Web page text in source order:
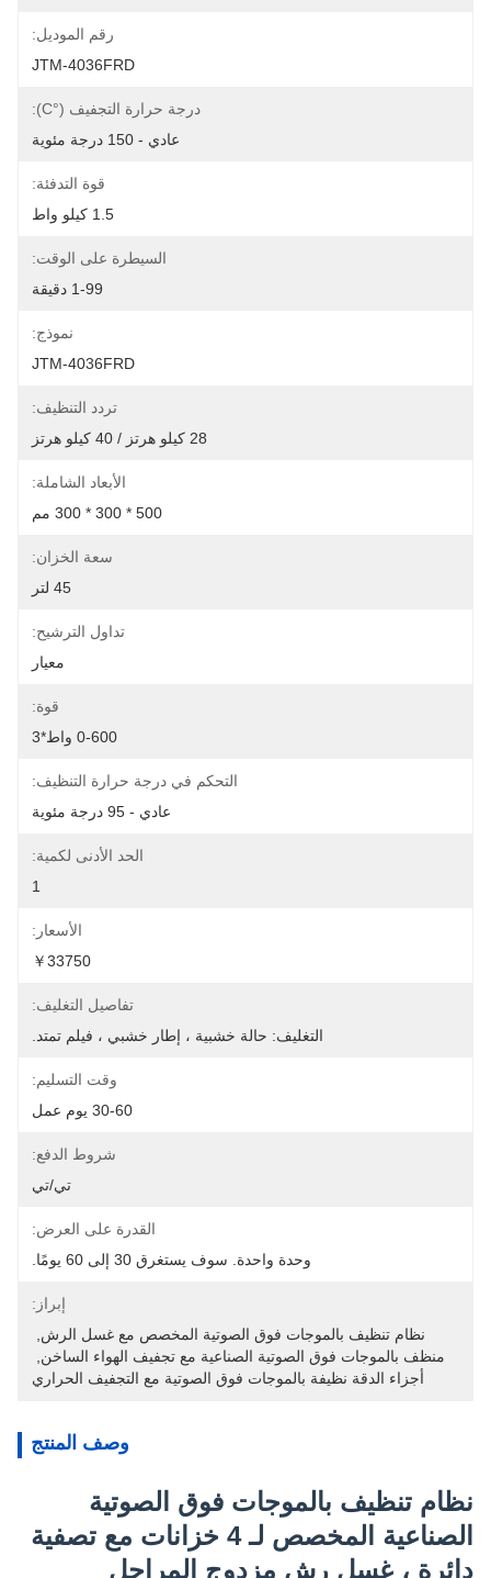
رقم الموديل:
JTM-4036FRD
درجة حرارة التجفيف (°C):
عادي - 150 درجة مئوية
قوة التدفئة:
1.5 كيلو واط
السيطرة على الوقت:
1-99 دقيقة
نموذج:
JTM-4036FRD
تردد التنظيف:
28 كيلو هرتز / 40 كيلو هرتز
الأبعاد الشاملة:
500 * 300 * 300 مم
سعة الخزان:
45 لتر
تداول الترشيح:
معيار
قوة:
0-600 واط*3
التحكم في درجة حرارة التنظيف:
عادي - 95 درجة مئوية
الحد الأدنى لكمية:
1
الأسعار:
￥33750
تفاصيل التغليف:
التغليف: حالة خشبية ، إطار خشبي ، فيلم تمتد.
وقت التسليم:
30-60 يوم عمل
شروط الدفع:
تي/تي
القدرة على العرض:
وحدة واحدة. سوف يستغرق 30 إلى 60 يومًا.
إبراز:
نظام تنظيف بالموجات فوق الصوتية المخصص مع غسل الرش
منظف بالموجات فوق الصوتية الصناعية مع تجفيف الهواء الساخن
أجزاء الدقة نظيفة بالموجات فوق الصوتية مع التجفيف الحراري
وصف المنتج
نظام تنظيف بالموجات فوق الصوتية
الصناعية المخصص لـ 4 خزانات مع تصفية
دائرة ، غسل رش مزدوج المراحل